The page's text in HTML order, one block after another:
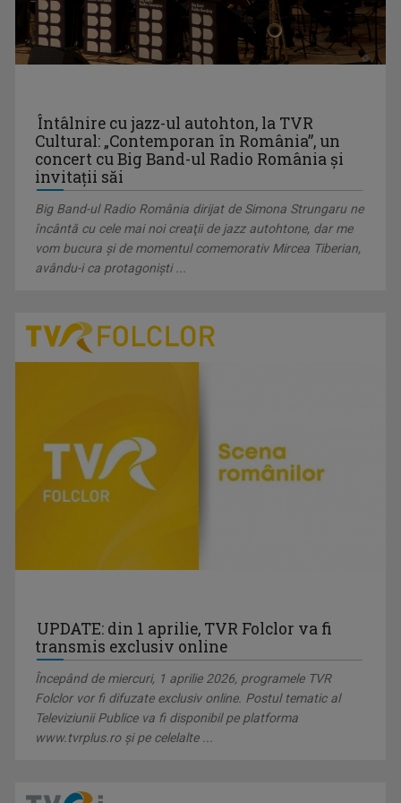
OVIDIU MIHĂIUC
Întâlnire cu jazz-ul autohton, la TVR
Cultural: „Contemporan în România”, un
concert cu Big Band-ul Radio România şi
invitaţii săi
Big Band-ul Radio România dirijat de Simona Strungaru ne
încântă cu cele mai noi creaţii de jazz autohtone, dar me
vom bucura şi de momentul comemorativ Mircea Tiberian,
avându-i ca protagoniști ...
UPDATE: din 1 aprilie, TVR Folclor va fi
transmis exclusiv online
Începând de miercuri, 1 aprilie 2026, programele TVR
Folclor vor fi difuzate exclusiv online. Postul tematic al
Televiziunii Publice va fi disponibil pe platforma
www.tvrplus.ro şi pe celelalte ...